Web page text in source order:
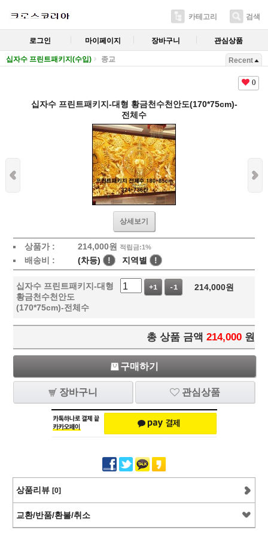
카테고리 검색
로그인 마이페이지 장바구니 관심상품
십자수 프린트패키지(수입) 종교 Recent
0
십자수 프린트패키지-대형 황금천수천안도(170*75cm)-
전체수
상세보기
상품가 : 214,000원 적립금:1%
배송비 : (차등) ! 지역별 !
십자수 프린트패키지-대형
황금천수천안도
(170*75cm)-전체수
+1 -1 214,000원
총 상품 금액 214,000 원
구매하기
장바구니 관심상품
상품리뷰 [0]
교환/반품/환불/취소